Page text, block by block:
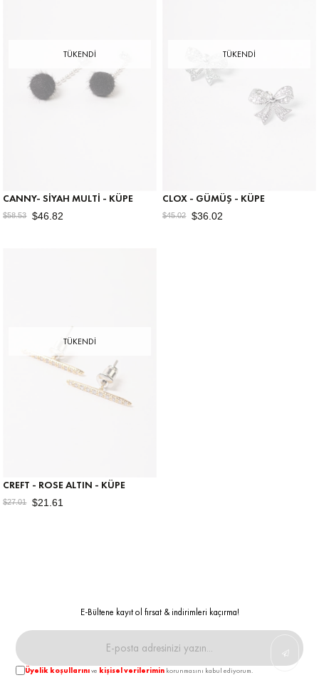
TÜKENDI
CANNY- SIYAH MULTI - KÜPE
$46.82
$58.53
TÜKENDI
CLOX - GÜMÜŞ - KÜPE
$36.02
$45.02
TÜKENDI
CREFT - ROSE ALTIN - KÜPE
$21.61
$27.01
E-Bültene kayıt ol fırsat & indirimleri kaçırma!
Üyelik koşullarınıve kişisel verilerimin korunmasını kabul ediyorum.